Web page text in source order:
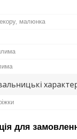
малюнка
для